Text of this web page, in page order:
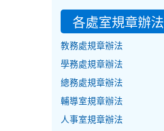
各處室規章辦法
教務處規章辦法
學務處規章辦法
總務處規章辦法
輔導室規章辦法
人事室規章辦法